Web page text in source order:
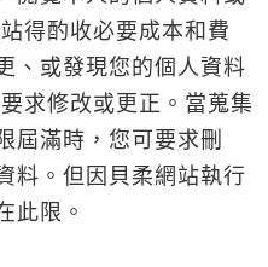
得酌收必要成本和費
、或發現您的個人資料
求修改或更正。當蒐集
屆滿時，您可要求刪
料。但因貝柔網站執行
此限。